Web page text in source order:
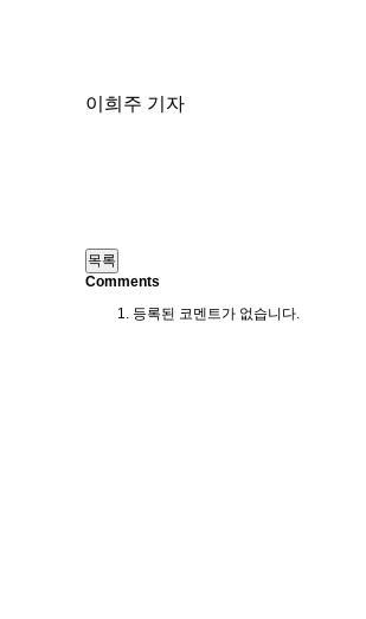
이희주 기자
Comments
등록된 코멘트가 없습니다.